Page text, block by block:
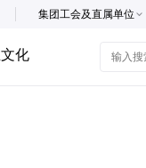
集团工会及直属单位
化